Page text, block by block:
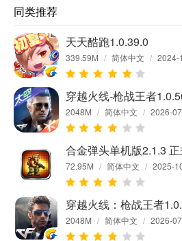
同类推荐
天天酷跑1.0.39.0
339.59M / 简体中文 / 2024-
穿越火线-枪战王者
2048M / 简体中文 / 2026-
合金弹头单机版2.1.3 正
72.95M / 简体中文 / 2025-
穿越火线：枪战王者
2048M / 简体中文 / 2026-